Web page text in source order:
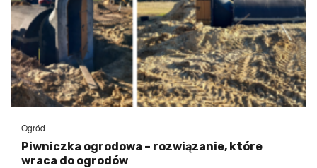
Ogród
Piwniczka ogrodowa – rozwiązanie, które
wraca do ogrodów